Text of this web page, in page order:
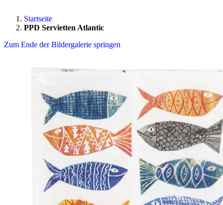
Startseite
PPD Servietten Atlantic
Zum Ende der Bildergalerie springen